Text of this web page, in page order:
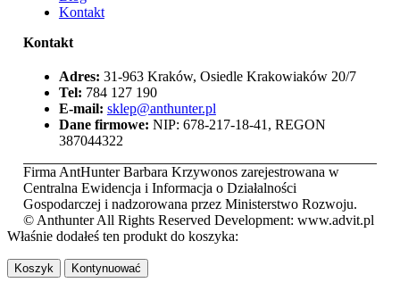
Kontakt
Kontakt
Adres: 31-963 Kraków, Osiedle Krakowiaków 20/7
Tel: 784 127 190
E-mail: sklep@anthunter.pl
Dane firmowe: NIP: 678-217-18-41, REGON
387044322
Firma AntHunter Barbara Krzywonos zarejestrowana w
Centralna Ewidencja i Informacja o Działalności
Gospodarczej i nadzorowana przez Ministerstwo Rozwoju.
© Anthunter All Rights Reserved Development: www.advit.pl
Właśnie dodałeś ten produkt do koszyka:
Koszyk Kontynuować